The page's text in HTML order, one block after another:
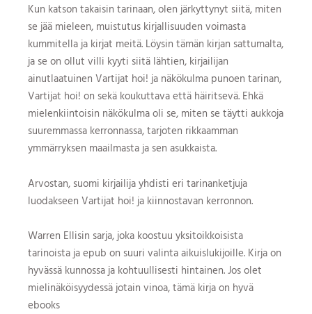
Kun katson takaisin tarinaan, olen järkyttynyt siitä, miten
se jää mieleen, muistutus kirjallisuuden voimasta
kummitella ja kirjat meitä. Löysin tämän kirjan sattumalta,
ja se on ollut villi kyyti siitä lähtien, kirjailijan
ainutlaatuinen Vartijat hoi! ja näkökulma punoen tarinan,
Vartijat hoi! on sekä koukuttava että häiritsevä. Ehkä
mielenkiintoisin näkökulma oli se, miten se täytti aukkoja
suuremmassa kerronnassa, tarjoten rikkaamman
ymmärryksen maailmasta ja sen asukkaista.
Arvostan, suomi kirjailija yhdisti eri tarinanketjuja
luodakseen Vartijat hoi! ja kiinnostavan kerronnon.
Warren Ellisin sarja, joka koostuu yksitoikkoisista
tarinoista ja epub on suuri valinta aikuislukijoille. Kirja on
hyvässä kunnossa ja kohtuullisesti hintainen. Jos olet
mielinäköisyydessä jotain vinoa, tämä kirja on hyvä
ebooks